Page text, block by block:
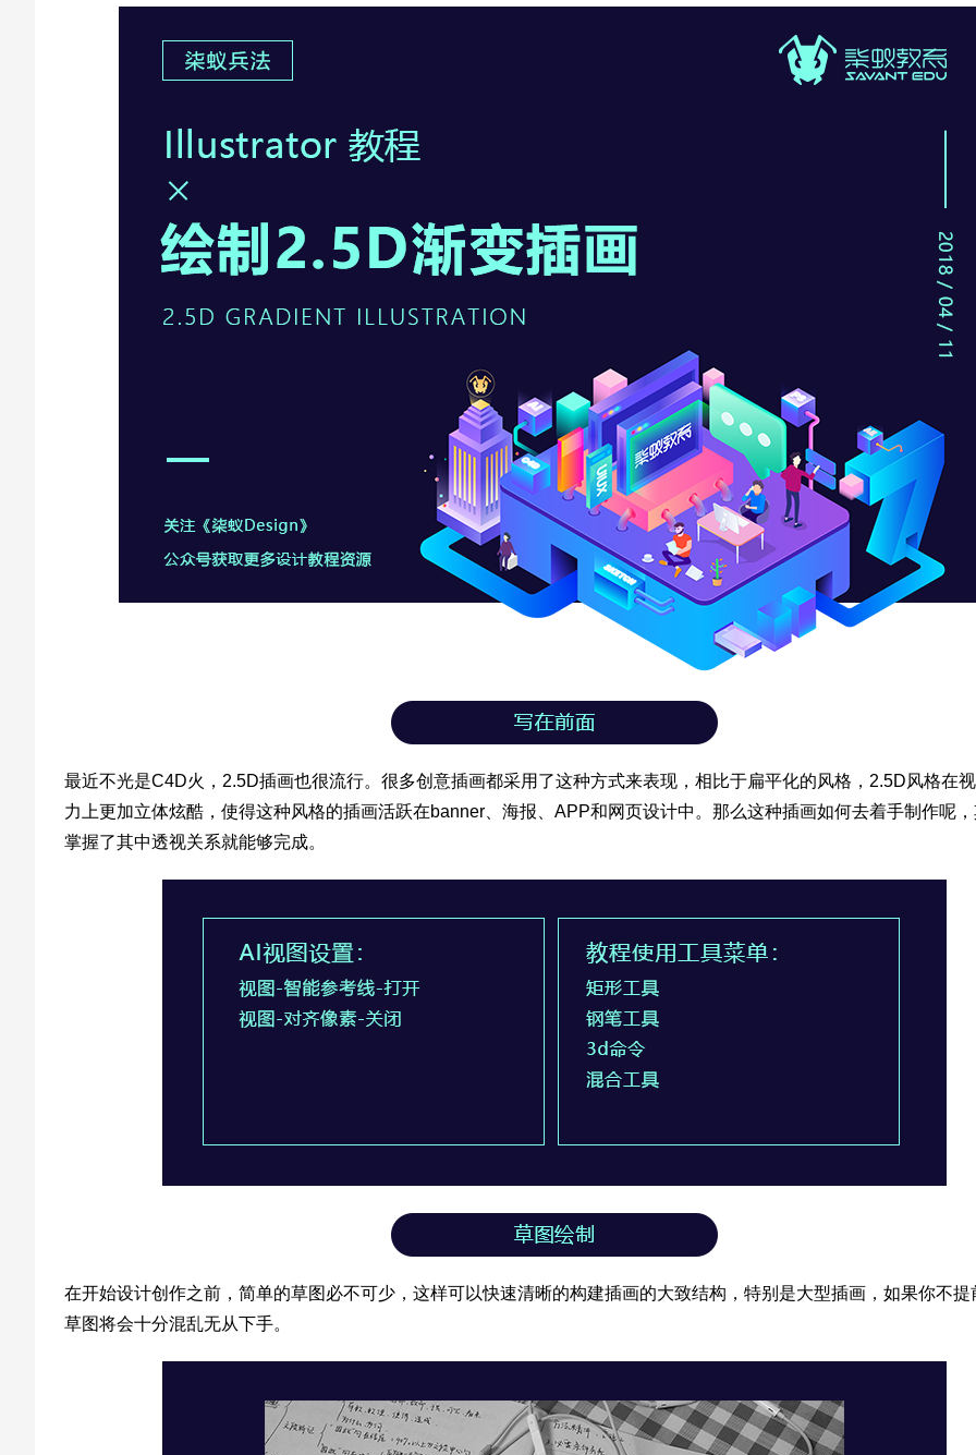
最近不光是C4D火，2.5D插画也很流行。很多创意插画都采用了这种方式来表现，相比于扁平化的风格，2.5D风格在
力上更加立体炫酷，使得这种风格的插画活跃在banner、海报、APP和网页设计中。那么这种插画如何去着手制作呢
掌握了其中透视关系就能够完成。
在开始设计创作之前，简单的草图必不可少，这样可以快速清晰的构建插画的大致结构，特别是大型插画，如果你不提
草图将会十分混乱无从下手。